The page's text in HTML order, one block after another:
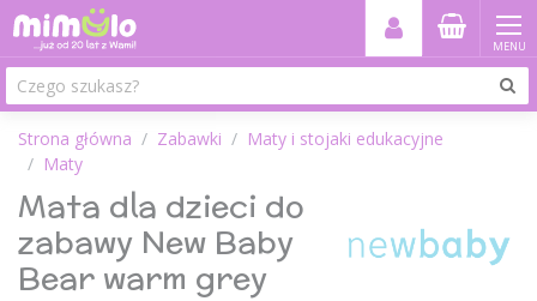
MENU
Strona główna Zabawki
Maty i stojaki edukacyjne
Maty
Mata dla dzieci do
zabawy New Baby
Bear warm grey